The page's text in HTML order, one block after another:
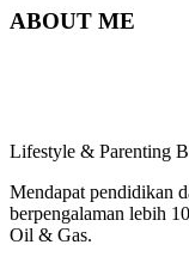
ABOUT ME
Lifestyle & Parenting
Mendapat pendidikan
berpengalaman lebih
Oil & Gas.